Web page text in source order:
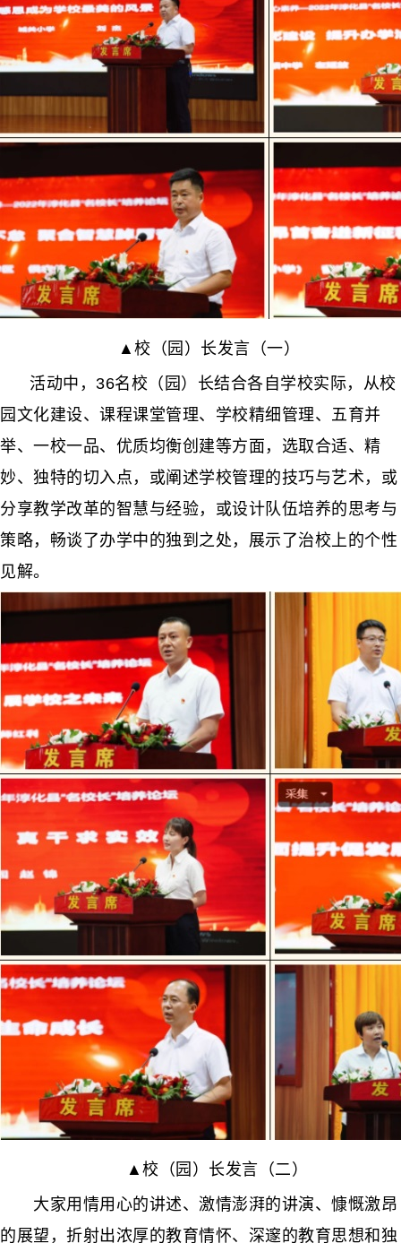
▲校（园）长发言（一）
活动中，36名校（园）长结合各自学校实际，从校
园文化建设、课程课堂管理、学校精细管理、五育并
举、一校一品、优质均衡创建等方面，选取合适、精
妙、独特的切入点，或阐述学校管理的技巧与艺术，或
分享教学改革的智慧与经验，或设计队伍培养的思考与
策略，畅谈了办学中的独到之处，展示了治校上的个性
见解。
▲校（园）长发言（二）
大家用情用心的讲述、激情澎湃的讲演、慷慨激昂
的展望，折射出浓厚的教育情怀、深邃的教育思想和独